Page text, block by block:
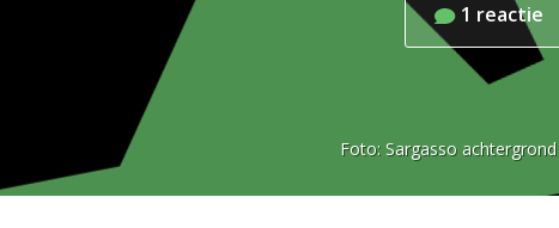
1 reactie
Foto: Sargasso